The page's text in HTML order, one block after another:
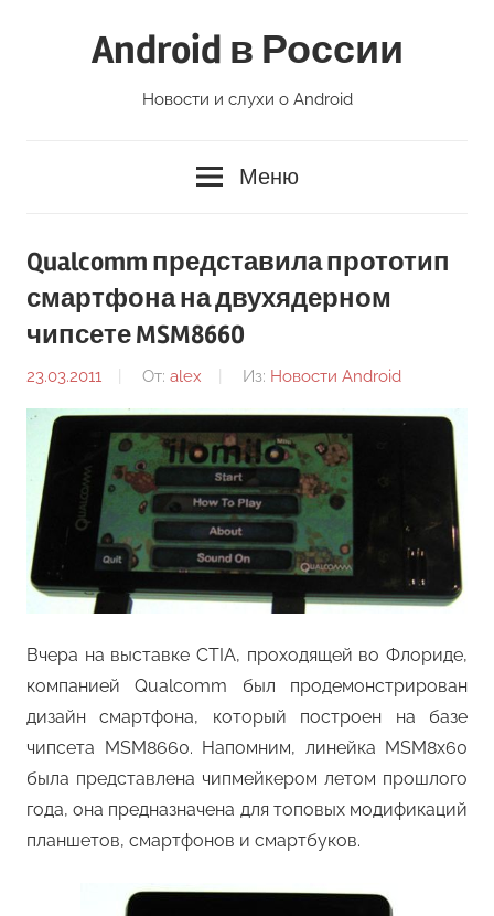
Android в России
Новости и слухи о Android
Меню
Qualcomm представила прототип
смартфона на двухядерном
чипсете MSM8660
23.03.2011 От: alex Из: Новости Android
Вчера на выставке CTIA, проходящей во Флориде,
компанией Qualcomm был продемонстрирован
дизайн смартфона, который построен на базе
чипсета MSM8660. Напомним, линейка MSM8x60
была представлена чипмейкером летом прошлого
года, она предназначена для топовых модификаций
планшетов, смартфонов и смартбуков.